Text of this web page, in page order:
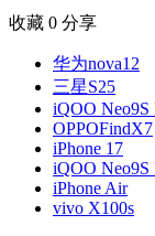
收藏 0 分享
华为nova12
三星S25
iQOO Neo9S
OPPOFindX7
iPhone 17
iQOO Neo9S
iPhone Air
vivo X100s